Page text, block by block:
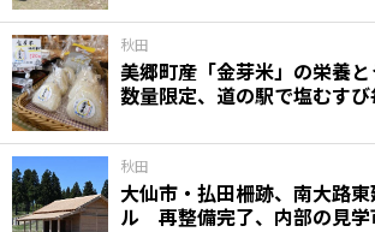
秋田
美郷町産「金芽米」の栄養
数量限定、道の駅で塩むす
秋田
大仙市・払田柵跡、南大路
ル 再整備完了、内部の見学